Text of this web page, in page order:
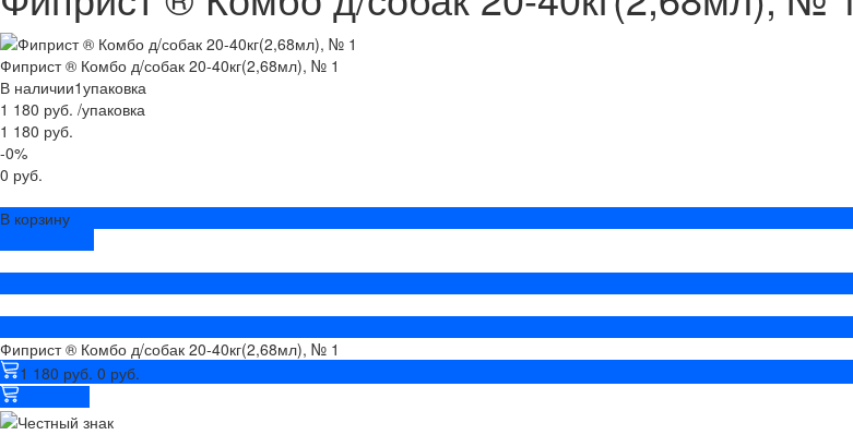
Фиприст ® Комбо д/собак 20-40кг(2,68мл), № 1
В наличии1упаковка
1 180 руб. /упаковка
1 180 руб.
-0%
0 руб.
В корзину
Фиприст ® Комбо д/собак 20-40кг(2,68мл), № 1
1 180 руб. 0 руб.